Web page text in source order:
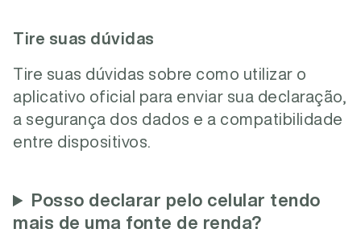
Tire suas dúvidas
Tire suas dúvidas sobre como utilizar o
aplicativo oficial para enviar sua declaração,
a segurança dos dados e a compatibilidade
entre dispositivos.
Posso declarar pelo celular tendo
mais de uma fonte de renda?